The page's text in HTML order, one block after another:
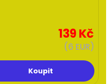
139 Kč
(6 EUR)